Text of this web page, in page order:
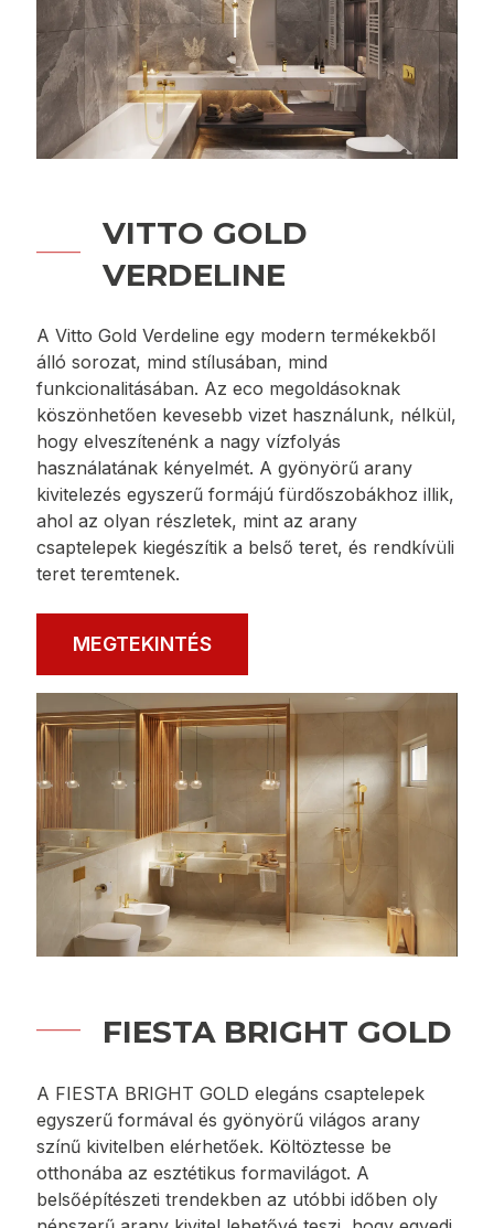
kapható: klasszikus króm és a divatos matt fekete.
A króm kivitel csillogást kölcsönöz, és
fényesebbé és tágasabbá teszi a fürdőszobai
teret, míg a fekete kivitel egy csipetnyi luxust é…
MEGTEKINTÉS
VITTO GOLD
VERDELINE
A Vitto Gold Verdeline egy modern termékekből
álló sorozat, mind stílusában, mind
funkcionalitásában. Az eco megoldásoknak
köszönhetően kevesebb vizet használunk, nélkül,
hogy elveszítenénk a nagy vízfolyás
használatának kényelmét. A gyönyörű arany
kivitelezés egyszerű formájú fürdőszobákhoz illik,
ahol az olyan részletek, mint az arany
csaptelepek kiegészítik a belső teret, és rendkívüli
teret teremtenek.
MEGTEKINTÉS